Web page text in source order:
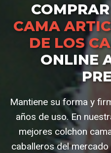
COMPRAR
CAMA
DE LOS
ONLINE
Mantiene su forma y
años de uso. En
mejores colchon
caballeros del